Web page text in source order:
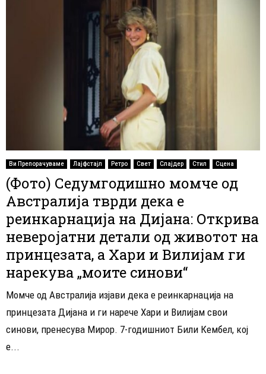
Ви Препорачуваме Лајфстајл Ретро Свет Слајдер Стил Сцена
(Фото) Седумгодишно момче од
Австралија тврди дека е
реинкарнација на Дијана: Открива
неверојатни детали од животот на
принцезата, а Хари и Вилијам ги
нарекува „моите синови“
Момче од Австралија изјави дека е реинкарнација на
принцезата Дијана и ги нарече Хари и Вилијам свои
синови, пренесува Мирор. 7-годишниот Били Кембел, кој
е...